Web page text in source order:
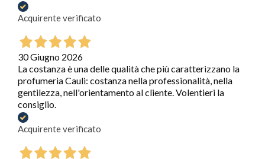
Acquirente verificato
30 Giugno 2026
La costanza è una delle qualità che più caratterizzano la
profumeria Cauli: costanza nella professionalità, nella
gentilezza, nell'orientamento al cliente. Volentieri la
consiglio.
Acquirente verificato